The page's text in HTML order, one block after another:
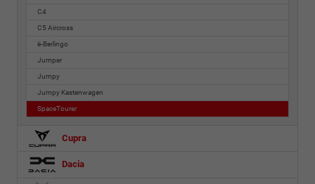
C4
C5 Aircross
ë-Berlingo
Jumper
Jumpy
Jumpy Kastenwagen
SpaceTourer
Cupra
Dacia